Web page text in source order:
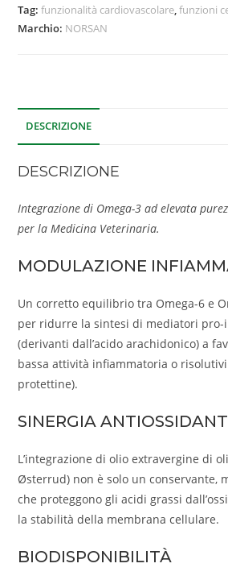
Tag:funzionalità cardiovascolare,funzioni
Marchio: NORSAN
DESCRIZIONE
DESCRIZIONE
Integrazione di Omega-3 ad elevata
per la Medicina Veterinaria.
MODULAZIONE
Un corretto equilibrio tra Omega-6 e
per ridurre la sintesi di mediatori pro-
(derivanti dall’acido arachidonico) a
bassa attività infiammatoria o
protettine).
SINERGIA
L’integrazione di olio extravergine di
Østerrud) non è solo un conservante,
che proteggono gli acidi grassi
la stabilità della membrana cellulare.
BIODISPONIBILITÀ